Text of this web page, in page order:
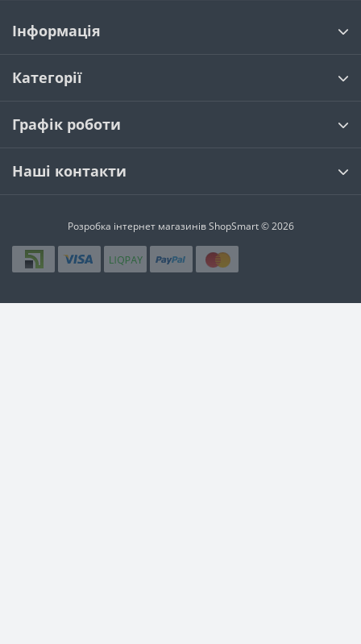
Інформація
Категорії
Графік роботи
Наші контакти
Розробка інтернет магазинівShopSmart © 2026